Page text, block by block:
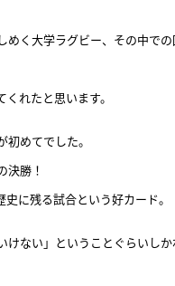
めく大学ラグビー、その中で
れたと思います。
めてでした。
決勝！
に残る試合という好カード。
けない」ということぐらいし